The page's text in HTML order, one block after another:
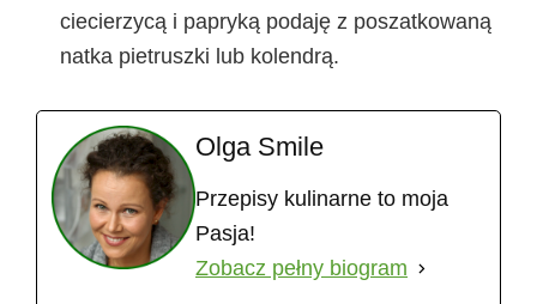
ciecierzycą i papryką podaję z poszatkowaną
natka pietruszki lub kolendrą.
Olga Smile
Przepisy kulinarne to moja
Pasja!
Zobacz pełny biogram